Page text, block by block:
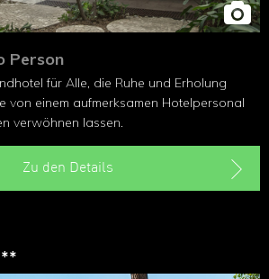
Person
für Alle, die Ruhe und Erholung
von einem aufmerksamen Hotelpersonal
verwöhnen lassen.
Zu den Details